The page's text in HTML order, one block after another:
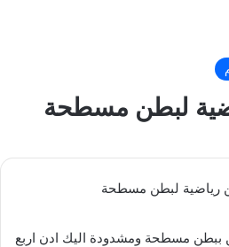
لبطن مسطحة
مسطحة ومشدودة اليك ادن اربع